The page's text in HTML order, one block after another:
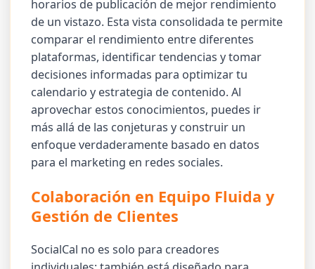
horarios de publicación de mejor rendimiento
de un vistazo. Esta vista consolidada te permite
comparar el rendimiento entre diferentes
plataformas, identificar tendencias y tomar
decisiones informadas para optimizar tu
calendario y estrategia de contenido. Al
aprovechar estos conocimientos, puedes ir
más allá de las conjeturas y construir un
enfoque verdaderamente basado en datos
para el marketing en redes sociales.
Colaboración en Equipo Fluida y
Gestión de Clientes
SocialCal no es solo para creadores